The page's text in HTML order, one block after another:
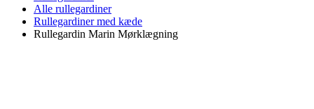
Alle rullegardiner
Rullegardiner med kæde
Rullegardin Marin Mørklægning